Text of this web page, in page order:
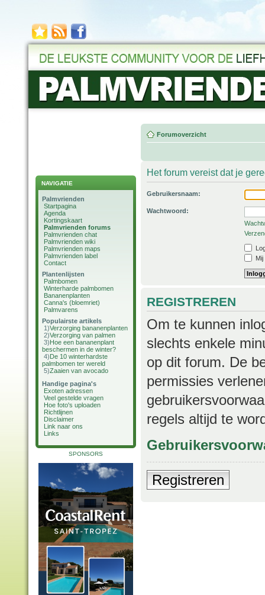
NAVIGATIE
Palmvrienden
Startpagina
Agenda
Kortingskaart
Palmvrienden forums
Palmvrienden chat
Palmvrienden wiki
Palmvrienden maps
Palmvrienden label
Contact
Plantenlijsten
Palmbomen
Winterharde palmbomen
Bananenplanten
Canna's (bloemriet)
Palmvarens
Populairste artikels
1)Verzorging bananenplanten
2)Verzorging van palmen
3)Hoe een bananenplant
beschermen in de winter?
4)De 10 winterhardste
palmbomen ter wereld
5)Zaaien van avocado
Handige pagina's
Exoten adressen
Veel gestelde vragen
Hoe foto's uploaden
Richtlijnen
Disclaimer
Link naar ons
Links
SPONSORS
Forumoverzicht
Het forum vereist dat je
Gebruikersnaam:
Wachtwoord:
REGISTREREN
Om te kunnen
slechts enkele
op dit forum. De
permissies
regels altijd te
Registreren